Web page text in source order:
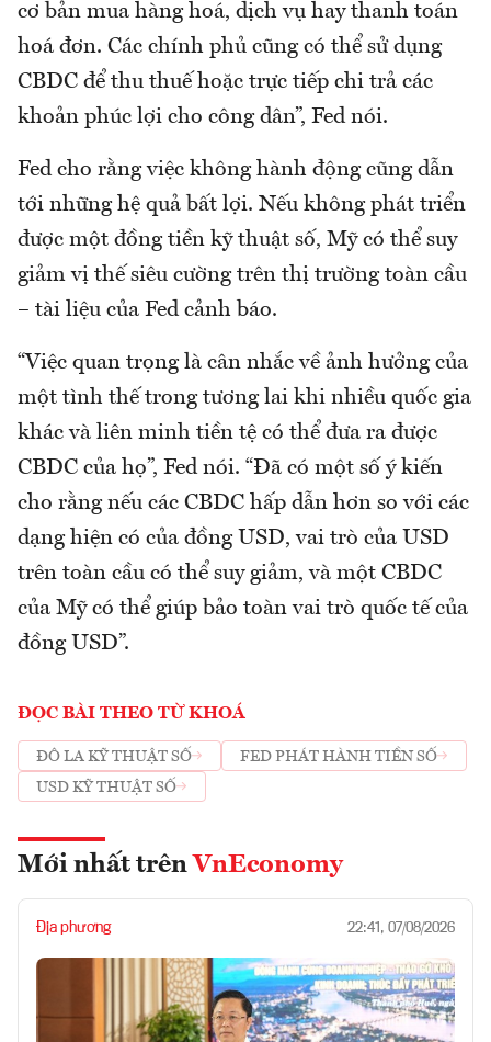
cơ bản mua hàng hoá, dịch vụ hay thanh toán
hoá đơn. Các chính phủ cũng có thể sử dụng
CBDC để thu thuế hoặc trực tiếp chi trả các
khoản phúc lợi cho công dân”, Fed nói.
Fed cho rằng việc không hành động cũng dẫn
tới những hệ quả bất lợi. Nếu không phát triển
được một đồng tiền kỹ thuật số, Mỹ có thể suy
giảm vị thế siêu cường trên thị trường toàn cầu
– tài liệu của Fed cảnh báo.
“Việc quan trọng là cân nhắc về ảnh hưởng của
một tình thế trong tương lai khi nhiều quốc gia
khác và liên minh tiền tệ có thể đưa ra được
CBDC của họ”, Fed nói. “Đã có một số ý kiến
cho rằng nếu các CBDC hấp dẫn hơn so với các
dạng hiện có của đồng USD, vai trò của USD
trên toàn cầu có thể suy giảm, và một CBDC
của Mỹ có thể giúp bảo toàn vai trò quốc tế của
đồng USD”.
ĐỌC BÀI THEO TỪ KHOÁ
ĐÔ LA KỸ THUẬT SỐ
FED PHÁT HÀNH TIỀN SỐ
USD KỸ THUẬT SỐ
Mới nhất trên VnEconomy
Địa phương 22:41, 07/08/2026